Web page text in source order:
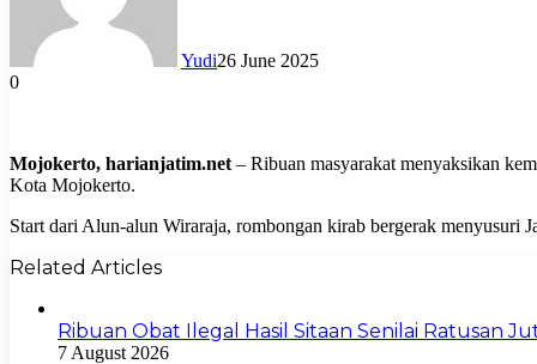
Yudi26 June 2025
0
Mojokerto, harianjatim.net – Ribuan masyarakat menyaksikan
Kota Mojokerto.
Start dari Alun-alun Wiraraja, rombongan kirab bergerak
Related Articles
Ribuan Obat Ilegal Hasil Sitaan Senilai Ratusan
7 August 2026